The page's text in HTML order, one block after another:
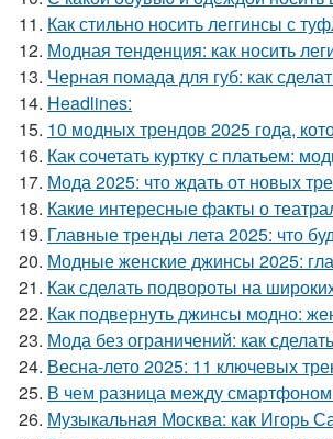
11. Как стильно носить леггинсы с
12. Модная тенденция: как носить
13. Черная помада для губ: как
14. Headlines:
15. 10 модных трендов 2025 года,
16. Как сочетать куртку с платьем:
17. Мода 2025: что ждать от новых
18. Какие интересные факты о
19. Главные тренды лета 2025: что
20. Модные женские джинсы 2025:
21. Как сделать подвороты на
22. Как подвернуть джинсы модно:
23. Мода без ограничений: как
24. Весна-лето 2025: 11 ключевых
25. В чем разница между
26. Музыкальная Москва: как Игорь